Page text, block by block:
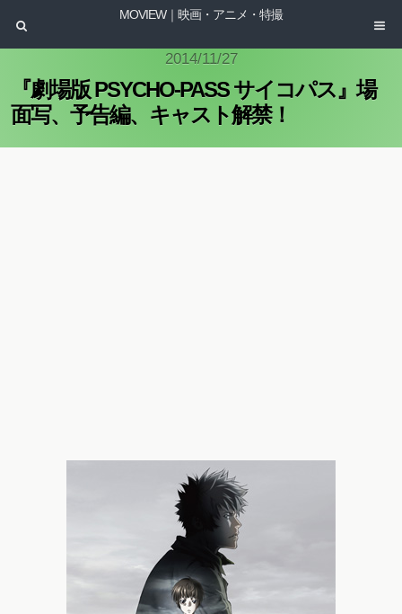
MOVIEW｜映画・アニメ・特撮
2014/11/27
『劇場版 PSYCHO-PASS サイコパス』場
面写、予告編、キャスト解禁！